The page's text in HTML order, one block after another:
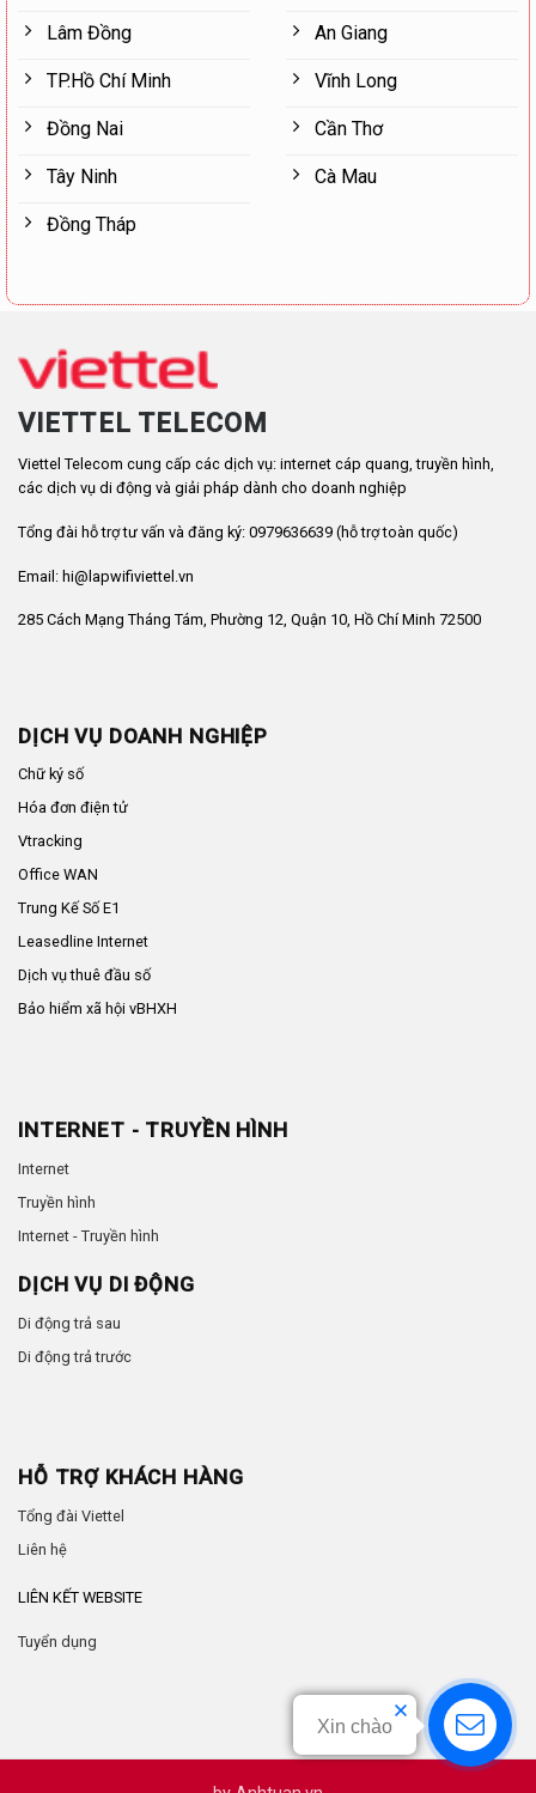
Lâm Đồng
TP.Hồ Chí Minh
Đồng Nai
Tây Ninh
Đồng Tháp
An Giang
Vĩnh Long
Cần Thơ
Cà Mau
VIETTEL TELECOM
Viettel Telecom cung cấp các dịch vụ: internet cáp quang, truyền hình,
các dịch vụ di động và giải pháp dành cho doanh nghiệp
Tổng đài hỗ trợ tư vấn và đăng ký: 0979636639 (hỗ trợ toàn quốc)
Email: hi@lapwifiviettel.vn
285 Cách Mạng Tháng Tám, Phường 12, Quận 10, Hồ Chí Minh 72500
DỊCH VỤ DOANH NGHIỆP
Chữ ký số
Hóa đơn điện tử
Vtracking
Office WAN
Trung Kế Số E1
Leasedline Internet
Dịch vụ thuê đầu số
Bảo hiểm xã hội vBHXH
INTERNET - TRUYỀN HÌNH
Internet
Truyền hình
Internet - Truyền hình
DỊCH VỤ DI ĐỘNG
Di động trả sau
Di động trả trước
HỖ TRỢ KHÁCH HÀNG
Tổng đài Viettel
Liên hệ
LIÊN KẾT WEBSITE
Tuyển dụng
Xin chào